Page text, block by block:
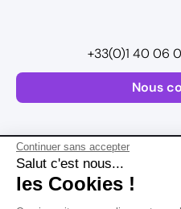
Continuer sans accepter
Salut c'est nous...
les Cookies !
Nous
+33(0)1 40 06